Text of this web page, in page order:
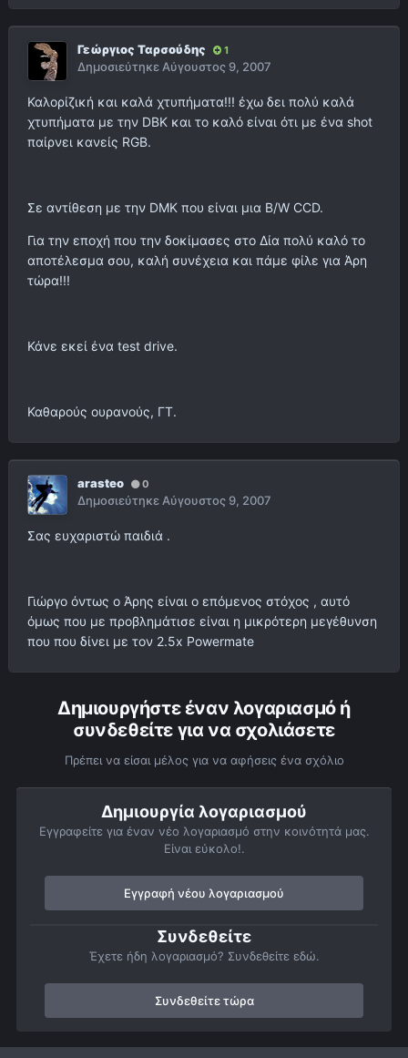
Γεώργιος Ταρσούδης 1
ΔημοσιεύτηκεΑύγουστος 9, 2007
Καλορίζική και καλά χτυπήματα!!! έχω δει πολύ καλά
χτυπήματα με την DBK και το καλό είναι ότι με ένα shot
παίρνει κανείς RGB.
Σε αντίθεση με την DMK που είναι μια B/W CCD.
Για την εποχή που την δοκίμασες στο Δία πολύ καλό το
αποτέλεσμα σου, καλή συνέχεια και πάμε φίλε για Άρη
τώρα!!!
Κάνε εκεί ένα test drive.
Καθαρούς ουρανούς, ΓΤ.
arasteo 0
ΔημοσιεύτηκεΑύγουστος 9, 2007
Σας ευχαριστώ παιδιά .
Γιώργο όντως ο Άρης είναι ο επόμενος στόχος , αυτό
όμως που με προβλημάτισε είναι η μικρότερη μεγέθυνση
που που δίνει με τον 2.5x Powermate
Δημιουργήστε έναν λογαριασμό ή
συνδεθείτε για να σχολιάσετε
Πρέπει να είσαι μέλος για να αφήσεις ένα σχόλιο
Δημιουργία λογαριασμού
Εγγραφείτε για έναν νέο λογαριασμό στην κοινότητά μας.
Είναι εύκολο!.
Εγγραφή νέου λογαριασμού
Συνδεθείτε
Έχετε ήδη λογαριασμό? Συνδεθείτε εδώ.
Συνδεθείτε τώρα